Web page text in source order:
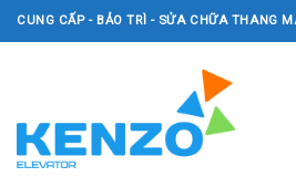
Skip
to
CUNG CẤP - BẢO TRÌ - SỬA CHỮA THANG